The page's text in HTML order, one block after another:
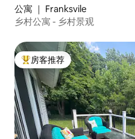
公寓 ｜ Franksvile
乡村公寓 - 乡村景观
热门「房客推荐」
房客推荐